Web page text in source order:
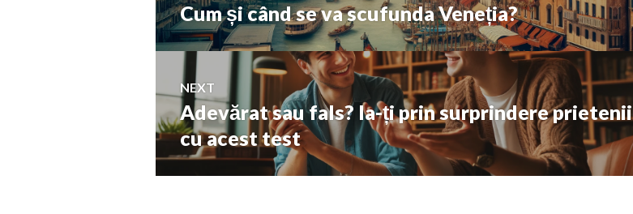
în
articole
Previous
post:
Cum și când se va scufunda Veneția?
NEXT
Next
post:
Adevărat sau fals? Ia-ți prin surprindere prietenii
cu acest test